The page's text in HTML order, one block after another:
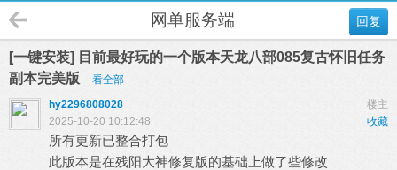
回复
网单服务端
[一键安装] 目前最好玩的一个版本天龙八部085复古怀旧任务
副本完美版
看全部
楼主
hy2296808028
收藏
2025-10-20 10:12:48
所有更新已整合打包
此版本是在残阳大神修复版的基础上做了些修改